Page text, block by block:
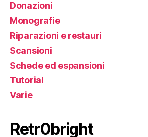
Donazioni
Monografie
Riparazioni e restauri
Scansioni
Schede ed espansioni
Tutorial
Varie
Retr0bright